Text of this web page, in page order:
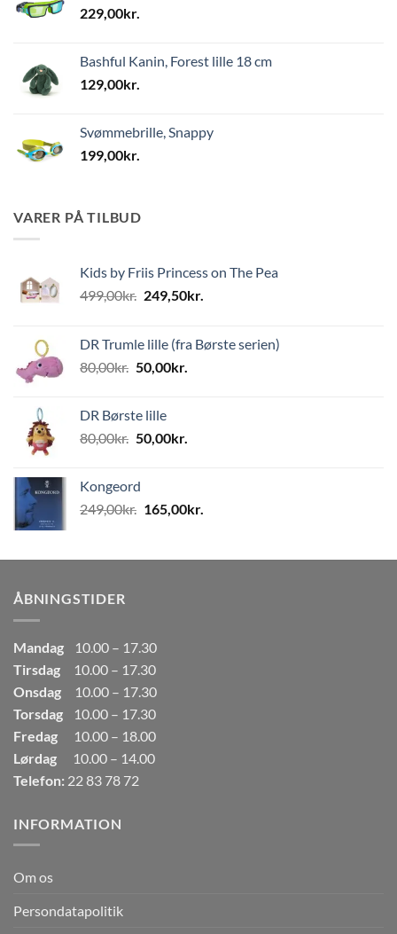
229,00kr.
Bashful Kanin, Forest lille 18 cm
129,00kr.
Svømmebrille, Snappy
199,00kr.
VARER PÅ TILBUD
Kids by Friis Princess on The Pea
499,00kr. Den
var:
499,00kr..
249,50kr.
er:
DR Trumle lille (fra Børste serien)
80,00kr. Den
var:
80,00kr..
50,00kr.
50,00kr..
DR Børste lille
80,00kr. Den
var:
80,00kr..
50,00kr.
50,00kr..
Kongeord
249,00kr. Den
var:
165,00kr.
er:
ÅBNINGSTIDER
Mandag
10.00 – 17.30
Tirsdag
10.00 – 17.30
Onsdag
10.00 – 17.30
Torsdag
10.00 – 17.30
Fredag
10.00 – 18.00
Lørdag
10.00 – 14.00
Telefon: 22 83 78 72
INFORMATION
Om os
Persondatapolitik